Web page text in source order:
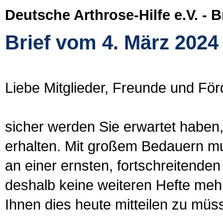
Deutsche Arthrose-Hilfe e.V. -
Brief vom 4. März 2024
Liebe Mitglieder, Freunde und
sicher werden Sie erwartet
erhalten. Mit großem Bedauern
an einer ernsten,
deshalb keine weiteren Hefte
Ihnen dies heute mitteilen zu